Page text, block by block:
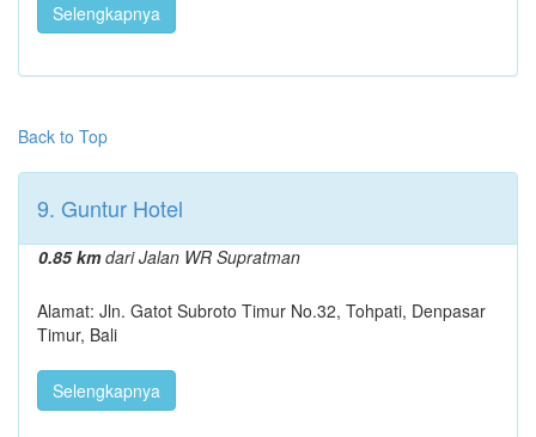
Selengkapnya
Back to Top
9. Guntur Hotel
0.85 kmdari Jalan WR Supratman
Alamat: Jln. Gatot Subroto Timur No.32, Tohpati, Denpasar
Timur, Bali
Selengkapnya